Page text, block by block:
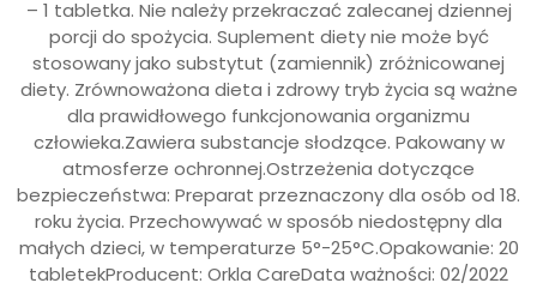
– 1 tabletka. Nie należy przekraczać zalecanej dziennej
porcji do spożycia. Suplement diety nie może być
stosowany jako substytut (zamiennik) zróżnicowanej
diety. Zrównoważona dieta i zdrowy tryb życia są ważne
dla prawidłowego funkcjonowania organizmu
człowieka.Zawiera substancje słodzące. Pakowany w
atmosferze ochronnej.Ostrzeżenia dotyczące
bezpieczeństwa: Preparat przeznaczony dla osób od 18.
roku życia. Przechowywać w sposób niedostępny dla
małych dzieci, w temperaturze 5°-25°C.Opakowanie: 20
tabletekProducent: Orkla CareData ważności: 02/2022